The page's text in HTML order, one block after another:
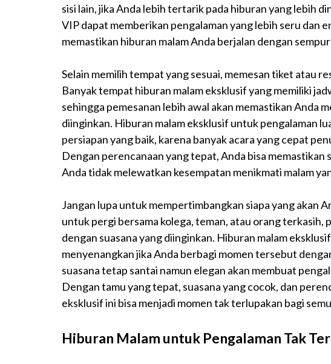
sisi lain, jika Anda lebih tertarik pada hiburan yang lebih
VIP dapat memberikan pengalaman yang lebih seru dan
memastikan hiburan malam Anda berjalan dengan
Selain memilih tempat yang sesuai, memesan tiket atau
Banyak tempat hiburan malam eksklusif yang memiliki
sehingga pemesanan lebih awal akan memastikan Anda
diinginkan. Hiburan malam eksklusif untuk pengalaman
persiapan yang baik, karena banyak acara yang cepat
Dengan perencanaan yang tepat, Anda bisa memastikan
Anda tidak melewatkan kesempatan menikmati malam
Jangan lupa untuk mempertimbangkan siapa yang akan
untuk pergi bersama kolega, teman, atau orang terkasih,
dengan suasana yang diinginkan. Hiburan malam
menyenangkan jika Anda berbagi momen tersebut
suasana tetap santai namun elegan akan membuat
Dengan tamu yang tepat, suasana yang cocok, dan
eksklusif ini bisa menjadi momen tak terlupakan bagi
Hiburan Malam untuk Pengalaman Tak